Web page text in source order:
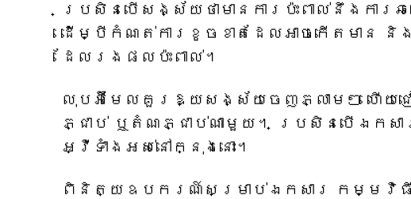
ប្រសិនបើសង្ស័យថាមានការប៉ះពាល់នឹងការឆ
ដើម្បីកំណត់ការខូចខាតដែលអាចកើតមាន
ដែលរងផលប៉ះពាល់។
លុបអ៊ីមែលគួរឱ្យសង្ស័យចេញភ្លាមៗ ហើយជៀ
ភ្ជាប់ ឬតំណភ្ជាប់ណាមួយ។ ប្រសិនបើឯកសា
អ្វីទាំងអស់នៅក្នុងនោះ។
ពិនិត្យឧបករណ៍សម្រាប់ឯកសារ កម្មវិ